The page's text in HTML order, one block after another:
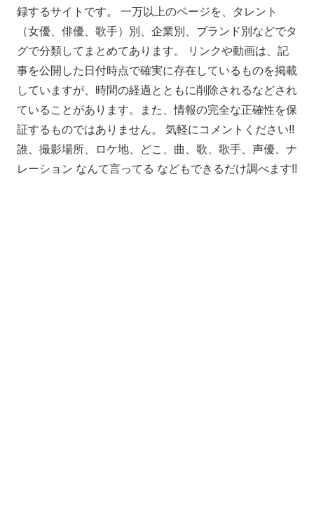
録するサイトです。 一万以上のページを、タレント
（女優、俳優、歌手）別、企業別、ブランド別などでタ
グで分類してまとめてあります。 リンクや動画は、記
事を公開した日付時点で確実に存在しているものを掲載
していますが、時間の経過とともに削除されるなどされ
ていることがあります。また、情報の完全な正確性を保
証するものではありません。 気軽にコメントください!!
誰、撮影場所、ロケ地、どこ、曲、歌、歌手、声優、ナ
レーション なんて言ってる などもできるだけ調べます!!